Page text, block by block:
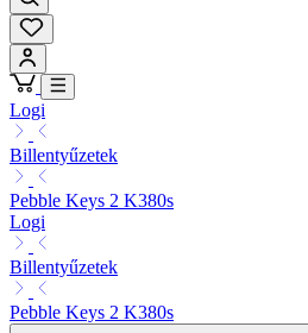
Logi
Billentyűzetek
Pebble Keys 2 K380s
Logi
Billentyűzetek
Pebble Keys 2 K380s